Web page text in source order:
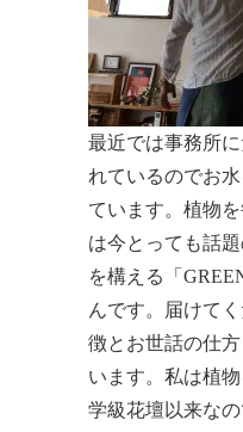
最近では事務所
れているのでお
ています。植物
は今とっても話
を構える「
んです。届けて
徴とお世話の仕
います。私は植
学級花壇以来な